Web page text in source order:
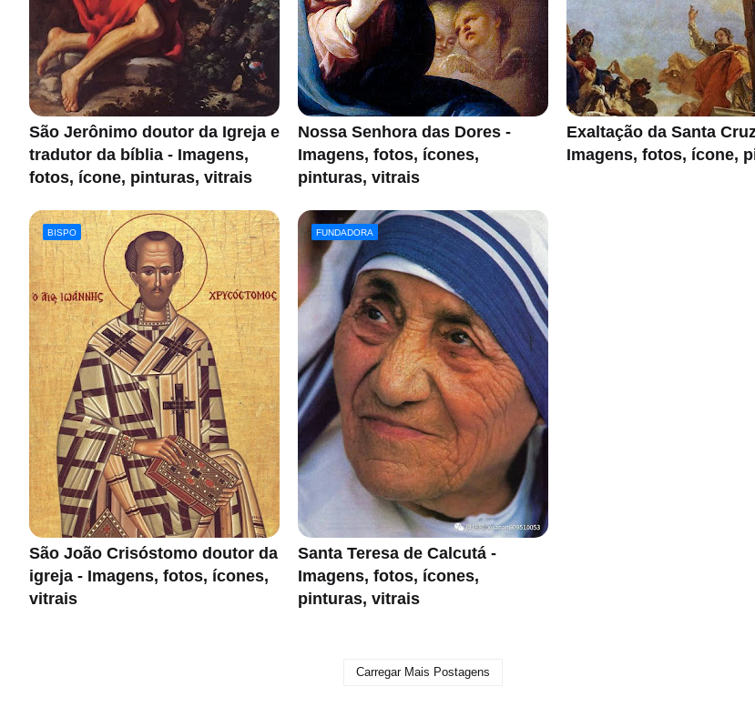
São Jerônimo doutor da Igreja e
tradutor da bíblia - Imagens,
fotos, ícone, pinturas, vitrais
Nossa Senhora das Dores -
Imagens, fotos, ícones,
pinturas, vitrais
Exaltação da Santa
Imagens, fotos, ícone,
BISPO
São João Crisóstomo doutor da
igreja - Imagens, fotos, ícones,
vitrais
FUNDADORA
Santa Teresa de Calcutá -
Imagens, fotos, ícones,
pinturas, vitrais
Carregar Mais Postagens